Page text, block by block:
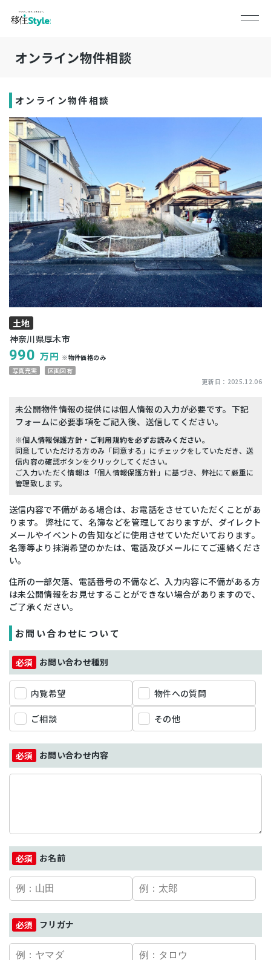
オンライン物件相談
オンライン物件相談
土地
神奈川県厚木市
990 万円 ※物件価格のみ
写真充実
区画図有
更新日： 2025.12.06
未公開物件情報の提供には個人情報の入力が必要です。下記
フォームに必要事項をご記入後、送信してください。
※個人情報保護方針・ご利用規約を必ずお読みください。
同意していただける方のみ「同意する」にチェックをしていただき、送
信内容の確認ボタンをクリックしてください。
ご入力いただく情報は「個人情報保護方針」に基づき、弊社にて厳重に
管理致します。
送信内容で不備がある場合は、お電話をさせていただくことがあ
ります。 弊社にて、名簿などを管理しておりますが、ダイレクト
メールやイベントの告知などに使用させていただいております。
名簿等より抹消希望のかたは、電話及びメールにてご連絡くださ
い。
住所の一部欠落、電話番号の不備など、入力内容に不備がある方
は未公開情報をお見せすることができない場合がありますので、
ご了承ください。
お問い合わせについて
お問い合わせ種別
内覧希望 物件への質問
ご相談 その他
お問い合わせ内容
お名前
フリガナ